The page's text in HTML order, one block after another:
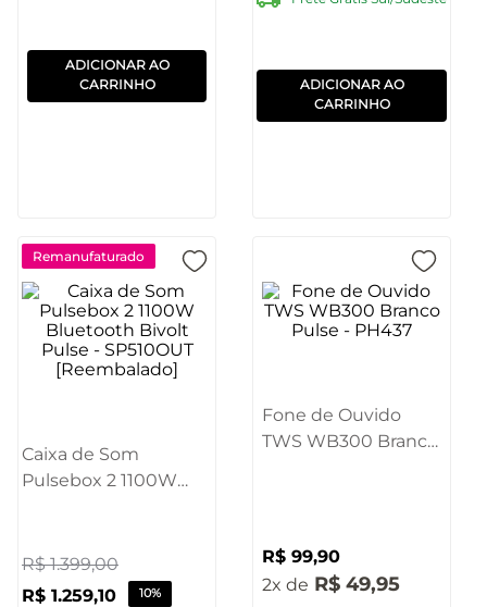
ADICIONAR AO
CARRINHO
ADICIONAR AO
CARRINHO
Remanufaturado
Caixa de Som
Pulsebox 2 1100W
[Reembalado]
R$ 1.399,00
R$ 1.259,10 10%
Fone de Ouvido
TWS WB300 Branco
R$ 99,90
2
R$ 49,95